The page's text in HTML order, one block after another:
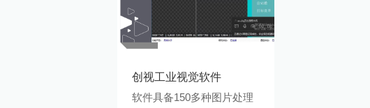
创视工业视觉软件
软件具备150多种图片处理